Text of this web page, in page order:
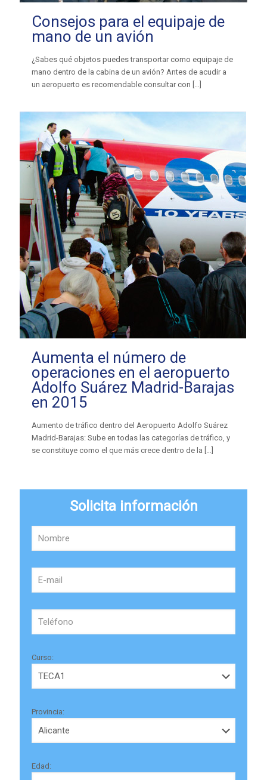
Consejos para el equipaje de
mano de un avión
¿Sabes qué objetos puedes transportar como equipaje de
mano dentro de la cabina de un avión? Antes de acudir a
un aeropuerto es recomendable consultar con […]
Aumenta el número de
operaciones en el aeropuerto
Adolfo Suárez Madrid-Barajas
en 2015
Aumento de tráfico dentro del Aeropuerto Adolfo Suárez
Madrid-Barajas: Sube en todas las categorías de tráfico, y
se constituye como el que más crece dentro de la […]
Solicita información
Curso:
Provincia:
Edad: